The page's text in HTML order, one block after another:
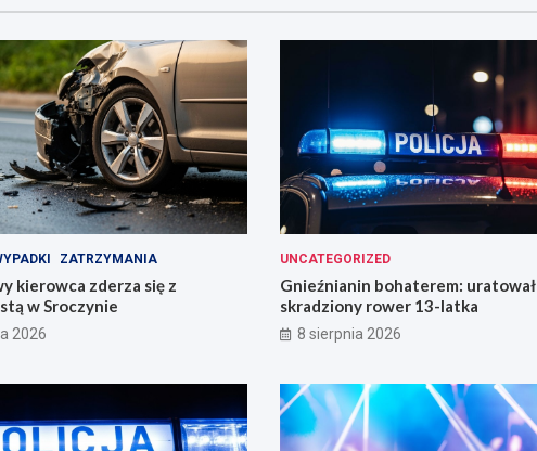
ZATRZYMANIA
kierowca zderza się z
w Sroczynie
2026
UNCATEGORIZED
Gnieźnianin bohaterem: uratował
skradziony rower 13-latka
8 sierpnia 2026